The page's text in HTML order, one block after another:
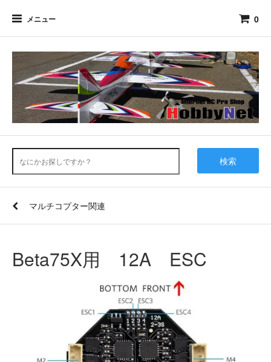
メニュー 0
検索
マルチコプター関連
Beta75X用 12A ESC